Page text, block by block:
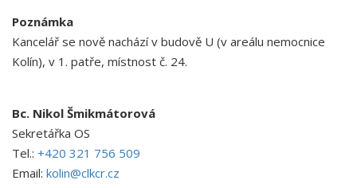
Poznámka
Kancelář se nově nachází v budově U (v areálu nemocnice
Kolín), v 1. patře, místnost č. 24.
Bc. Nikol Šmikmátorová
Sekretářka OS
Tel.: +420 321 756 509
Email: kolin@clkcr.cz